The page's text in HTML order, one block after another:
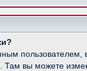
вы можете